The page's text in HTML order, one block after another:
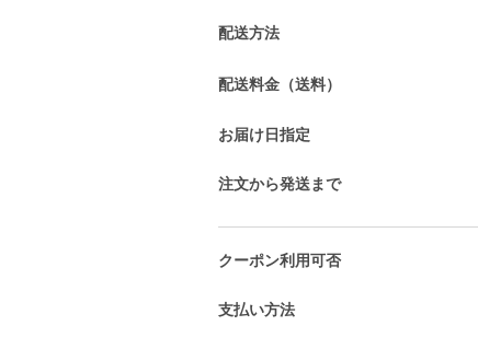
配送方法
配送料金（送料）
お届け日指定
注文から発送まで
クーポン利用可否
支払い方法